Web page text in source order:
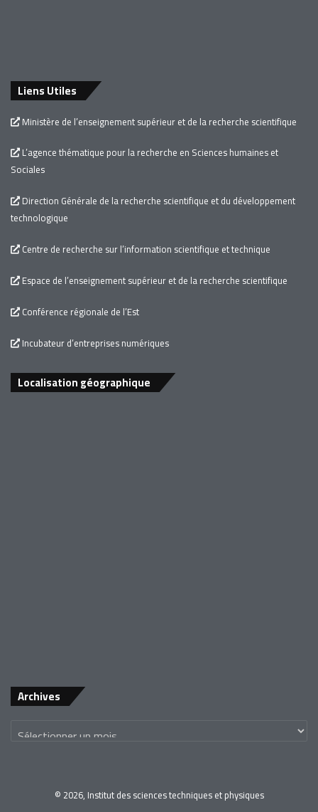
Liens Utiles
Ministère de l’enseignement supérieur et de la recherche scientifique
L’agence thématique pour la recherche en Sciences humaines et
Sociales
Direction Générale de la recherche scientifique et du développement
technologique
Centre de recherche sur l’information scientifique et technique
Espace de l’enseignement supérieur et de la recherche scientifique
Conférence régionale de l’Est
Incubateur d’entreprises numériques
Localisation géographique
Archives
© 2026, Institut des sciences techniques et physiques